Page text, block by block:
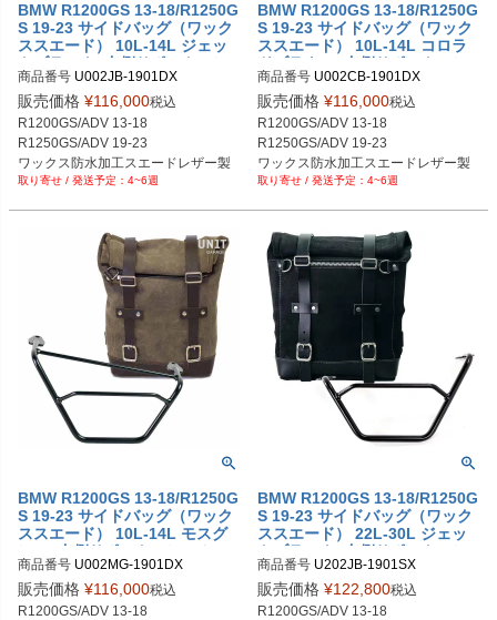
BMW R1200GS 13-18/R1250G
S 19-23 サイドバッグ（ワック
ススエード） 10L-14L ジェッ
トブラック+右側サポートフレ
ーム UNIT GARAGE
商品番号 U002JB-1901DX
U002JB+1901DX
メーカー型番：U002+1901DX
販売価格 ¥116,000税込
R1200GS/ADV 13-18
R1250GS/ADV 19-23
ワックス防水加工スエードレザー製
10L-14L
4~6週
BMW R1200GS 13-18/R1250G
S 19-23 サイドバッグ（ワック
ススエード） 10L-14L コロラ
ドブラウン+右側サポートフレ
ーム UNIT GARAGE
商品番号 U002CB-1901DX
U002CB+1901DX
メーカー型番：U002+1901DX
販売価格 ¥116,000税込
R1200GS/ADV 13-18
R1250GS/ADV 19-23
ワックス防水加工スエードレザー製
10L-14L
4~6週
BMW R1200GS 13-18/R1250G
S 19-23 サイドバッグ（ワック
ススエード） 10L-14L モスグ
レー+右側サポートフレーム UN
IT GARAGE
商品番号 U002MG-1901DX
U002MG+1901DX
メーカー型番：U002+1901DX
販売価格 ¥116,000税込
R1200GS/ADV 13-18
BMW R1200GS 13-18/R1250G
S 19-23 サイドバッグ（ワック
ススエード） 22L-30L ジェッ
トブラック+左側サポートフレ
ーム UNIT GARAGE
商品番号 U202JB-1901SX
U202JB+1901SX
メーカー型番：U202+1901SX
販売価格 ¥122,800税込
R1200GS/ADV 13-18